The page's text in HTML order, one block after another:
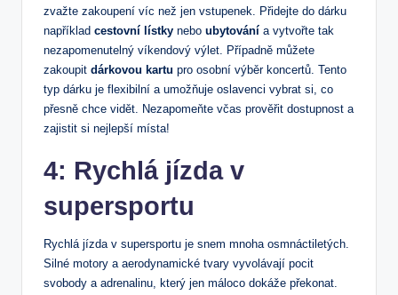
zvažte zakoupení víc než jen vstupenek. Přidejte do dárku
například cestovní lístky nebo ubytování a vytvořte tak
nezapomenutelný víkendový výlet. Případně můžete
zakoupit dárkovou kartu pro osobní výběr koncertů. Tento
typ dárku je flexibilní a umožňuje oslavenci vybrat si, co
přesně chce vidět. Nezapomeňte včas prověřit dostupnost a
zajistit si nejlepší místa!
4: Rychlá jízda v
supersportu
Rychlá jízda v supersportu je snem mnoha osmnáctiletých.
Silné motory a aerodynamické tvary vyvolávají pocit
svobody a adrenalinu, který jen máloco dokáže překonat.